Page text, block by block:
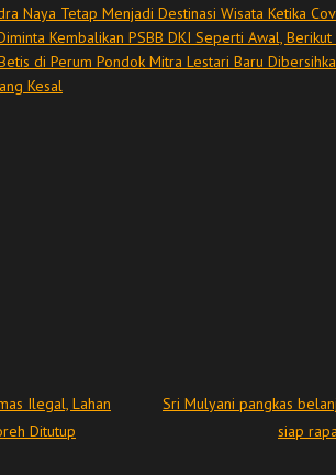
Naya Tetap Menjadi Destinasi Wisata Ketika
Kembalikan PSBB DKI Seperti Awal, Berikut
di Perum Pondok Mitra Lestari Baru
Kesal
Ilegal, Lahan
Ditutup
Sri Mulyani pangkas
siap